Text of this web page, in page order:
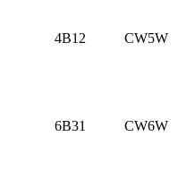
4B12 CW5W
6B31 CW6W